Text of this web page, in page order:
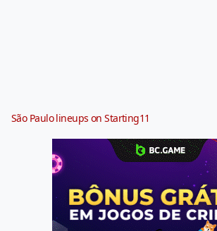
São Paulo lineups on Starting11